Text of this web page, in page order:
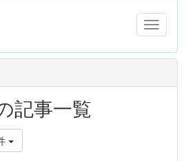
記事一覧